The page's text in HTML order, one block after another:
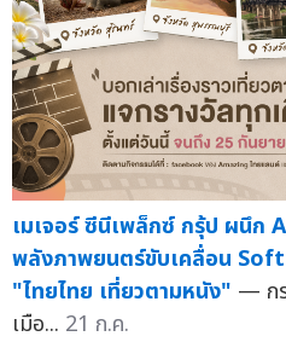
เมเจอร์ ซีนีเพล็กซ์ กรุ้ป ผนึก
พลังภาพยนตร์ขับเคลื่อน
"ไทยไทย เที่ยวตามหนัง" — ก
เมือ... 21 ก.ค.